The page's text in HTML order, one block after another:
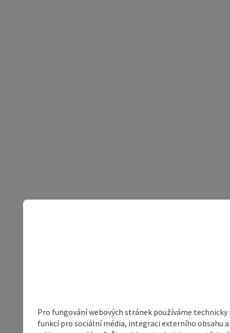
Pro fungování webových stránek používáme
funkcí pro sociální média, integraci externího obsahu